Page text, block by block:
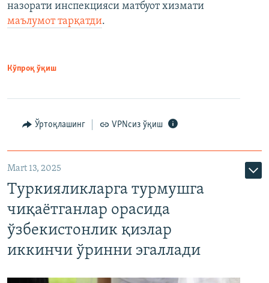
назорати инспекцияси матбуот хизмати
маълумот тарқатди.
Кўпроқ ўқиш
Ўртоқлашинг VPNсиз ўқиш
Mart 13, 2025
Туркияликларга турмушга
чиқаётганлар орасида
ўзбекистонлик қизлар
иккинчи ўринни эгаллади